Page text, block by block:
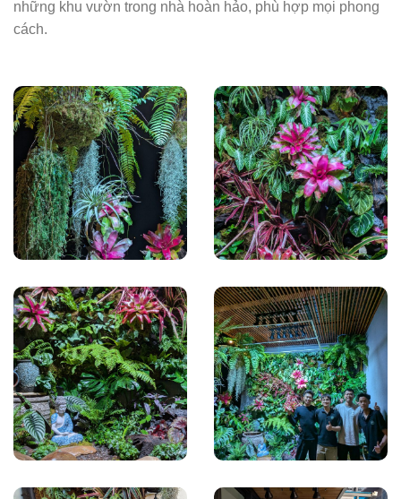
những khu vườn trong nhà hoàn hảo, phù hợp mọi phong
cách.